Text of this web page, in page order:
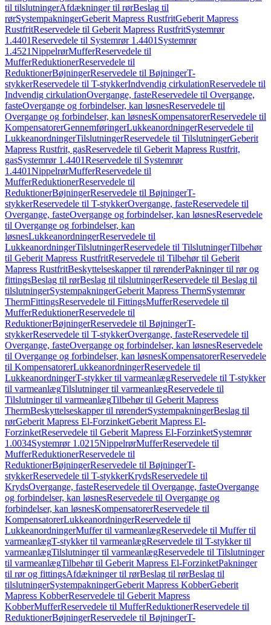
til tilslutningerAfdækninger til rørBeslag til
rørSystempakningerGeberit Mapress RustfritGeberit Mapress
RustfritReservedele til Geberit Mapress RustfritSystemrør
1.4401Reservedele til Systemrør 1.4401 Systemrør
1.4521NippelrørMufferReservedele til
MufferReduktionerReservedele til
ReduktionerBøjningerReservedele til BøjningerT-
stykkerReservedele til T-stykkerIndvendig cirkulationReservedele til
Indvendig cirkulationOvergange, fasteReservedele til Overgange,
fasteOvergange og forbindelser, kan løsnesReservedele til
Overgange og forbindelser, kan løsnesKompensatorerReservedele til
KompensatorerGennemføringerLukkeanordningerReservedele til
LukkeanordningerTilslutningerReservedele til TilslutningerGeberit
Mapress Rustfrit, gasReservedele til Geberit Mapress Rustfrit,
gasSystemrør 1.4401Reservedele til Systemrør
1.4401NippelrørMufferReservedele til
MufferReduktionerReservedele til
ReduktionerBøjningerReservedele til BøjningerT-
stykkerReservedele til T-stykkerOvergange, fasteReservedele til
Overgange, fasteOvergange og forbindelser, kan løsnesReservedele
til Overgange og forbindelser, kan
løsnesLukkeanordningerReservedele til
LukkeanordningerTilslutningerReservedele til TilslutningerTilbehør
til Geberit Mapress RustfritReservedele til Tilbehør til Geberit
Mapress RustfritBeskyttelseskapper til rørenderPakninger til rør og
fittingsBeslag til rørBeslag til tilslutningerReservedele til Beslag til
tilslutningerSystempakningerGeberit Mapress ThermSystemrør
ThermFittingsReservedele til FittingsMufferReservedele til
MufferReduktionerReservedele til
ReduktionerBøjningerReservedele til BøjningerT-
stykkerReservedele til T-stykkerOvergange, fasteReservedele til
Overgange, fasteOvergange og forbindelser, kan løsnesReservedele
til Overgange og forbindelser, kan løsnesKompensatorerReservedele
til KompensatorerLukkeanordningerReservedele til
LukkeanordningerT-stykker til varmeanlægReservedele til T-stykker
til varmeanlægTilslutninger til varmeanlægReservedele til
Tilslutninger til varmeanlægTilbehør til Geberit Mapress
ThermBeskyttelseskapper til rørenderSystempakningerBeslag til
rørGeberit Mapress El-ForzinketGeberit Mapress El-
ForzinketReservedele til Geberit Mapress El-ForzinketSystemrør
1.0034Systemrør 1.0215NippelrørMufferReservedele til
MufferReduktionerReservedele til
ReduktionerBøjningerReservedele til BøjningerT-
stykkerReservedele til T-stykkerKrydsReservedele til
KrydsOvergange, fasteReservedele til Overgange, fasteOvergange
og forbindelser, kan løsnesReservedele til Overgange og
forbindelser, kan løsnesKompensatorerReservedele til
KompensatorerLukkeanordningerReservedele til
LukkeanordningerMuffer til varmeanlægReservedele til Muffer til
varmeanlægT-stykker til varmeanlægReservedele til T-stykker til
varmeanlægTilslutninger til varmeanlægReservedele til Tilslutninger
til varmeanlægTilbehør til Geberit Mapress El-ForzinketPakninger
til rør og fittingsAfdækninger til rørBeslag til rørBeslag til
tilslutningerSystempakningerGeberit Mapress KobberGeberit
Mapress KobberReservedele til Geberit Mapress
KobberMufferReservedele til MufferReduktionerReservedele til
ReduktionerBøjningerReservedele til BøjningerT-